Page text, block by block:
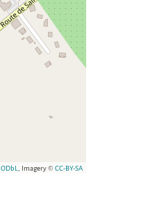
ODbL, Imagery © CC-BY-SA